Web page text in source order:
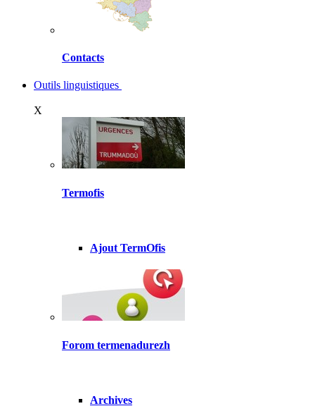
Contacts
Outils linguistiques
X
Termofis
Ajout TermOfis
Forom termenadurezh
Archives